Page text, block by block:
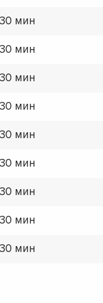
мин
мин
мин
мин
мин
мин
мин
мин
мин